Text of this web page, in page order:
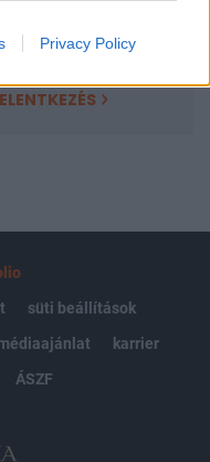
Privacy Policy
süti beállítások
karrier
ÁSZF